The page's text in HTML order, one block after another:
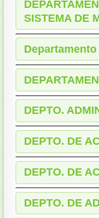
SISTEMA DE
DEPTO.
DEPTO. DE
DEPTO. DE
DEPTO. DE